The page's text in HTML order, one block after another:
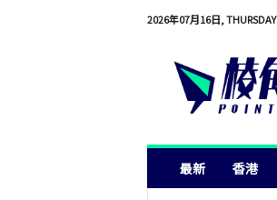
2026年07月16日, THURSDAY
最新 香港